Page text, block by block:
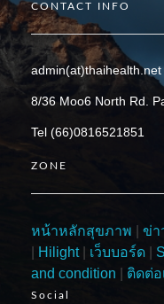
CONTACT INFO
admin(at)thaihealth.net
8/36 Moo6 North Rd.
Tel (66)0816521851
ZONE
หน้าหลักสุขภาพ ข่า
Hilight| เว็บบอร์ด
and condition
ติดต่อ
Social